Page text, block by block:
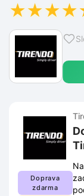
★★★★
Doprava
zdarma